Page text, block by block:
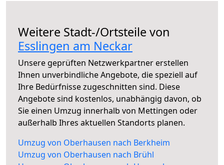
Weitere Stadt-/Ortsteile von
Esslingen am Neckar
Unsere geprüften Netzwerkpartner erstellen
Ihnen unverbindliche Angebote, die speziell auf
Ihre Bedürfnisse zugeschnitten sind. Diese
Angebote sind kostenlos, unabhängig davon, ob
Sie einen Umzug innerhalb von Mettingen oder
außerhalb Ihres aktuellen Standorts planen.
Umzug von Oberhausen nach Berkheim
Umzug von Oberhausen nach Brühl